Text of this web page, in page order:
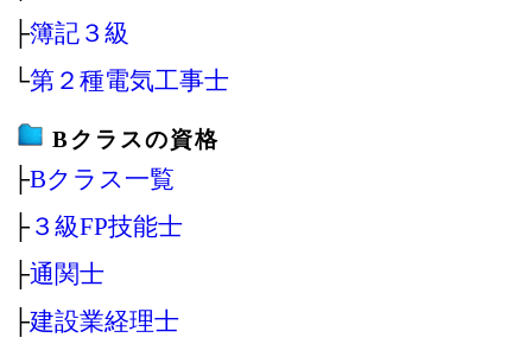
├簿記３級
└第２種電気工事士
Bクラスの資格
├Bクラス一覧
├ ３級FP技能士
├通関士
├建設業経理士